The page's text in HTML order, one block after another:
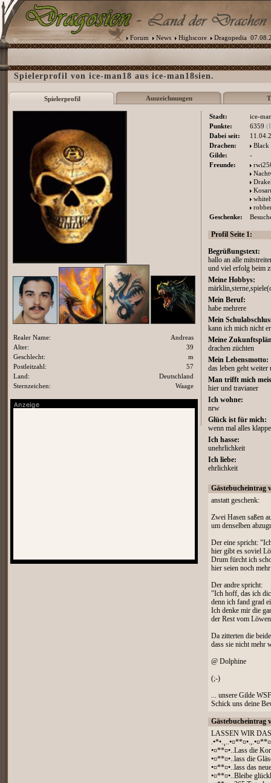
Forum News Highscore Dragopedia
Spielerprofil von ice-man18 aus ice-man18sien.
Spielerprofil Auszeichnungen
Stadt:
ice-
Punkte:
6359
Dabei seit:
Drachen:
Black
Gilde:
-
Freunde:
Geschenke:
Profil Seite 1:
Begrüßungstext:
hallo an alle
und viel erfolg beim
Meine Hobbys:
Mein Beruf:
habe mehrere
Mein
kann ich mich nicht
Meine
drachen züchten
Mein Lebensmotto:
das leben geht
Man trifft mich
hier und travianer
Ich wohne:
nrw
Glück ist für mich:
wenn mal alles
Ich hasse:
unehrlichkeit
Ich liebe:
ehrlichkeit
Gästebucheintrag
anstatt geschenk:
Zwei Hasen saßen
um denselben
Der eine spricht:
hier gibt es soviel
Drum fürcht ich
hier seien noch
Der andre spricht:
"Ich hoff, das ich
denn ich fand grad
Ich denke mir die
der Rest vom
Da zitterten die
dass sie nicht mehr
@ Dolphine
(;-)
... unsere Gilde
Schick uns deine
Gästebucheintrag
LASSEN WIR
•¤**¤•..Lass die
•¤**¤•..lass die
•¤**¤•..lass das
•¤**¤•..Bleibe
Realer Name:
Andreas
Alter:
39
Geschlecht:
m
Postleitzahl:
57
Land:
Deutschland
Sternzeichen:
Waage